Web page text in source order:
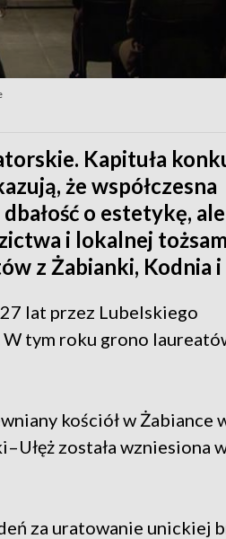
Kapituła
że współczesna
o estetykę,
i lokalnej
z Żabianki, Kodnia i
lat przez Lubelskiego
tym roku grono
kościół w Żabiance
została wzniesiona
za uratowanie unickiej